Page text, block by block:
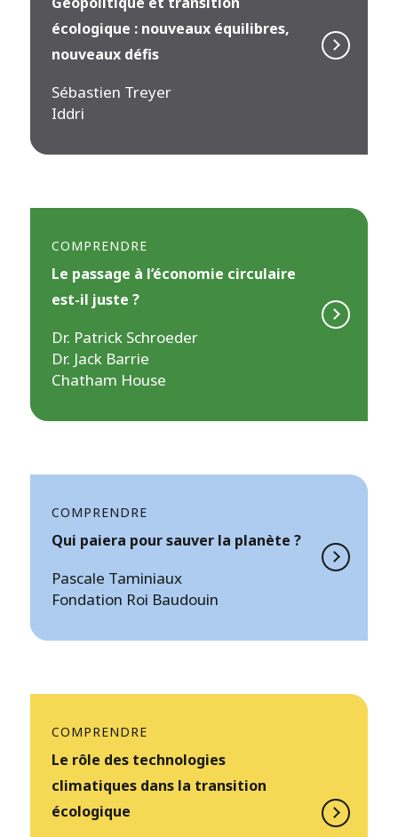
écologique : nouveaux équilibres,
nouveaux défis
Sébastien Treyer
Iddri
COMPRENDRE
Le passage à l’économie circulaire
est-il juste ?
Dr. Patrick Schroeder
Dr. Jack Barrie
Chatham House
COMPRENDRE
Qui paiera pour sauver la planète ?
Pascale Taminiaux
Fondation Roi Baudouin
COMPRENDRE
Le rôle des technologies
climatiques dans la transition
écologique